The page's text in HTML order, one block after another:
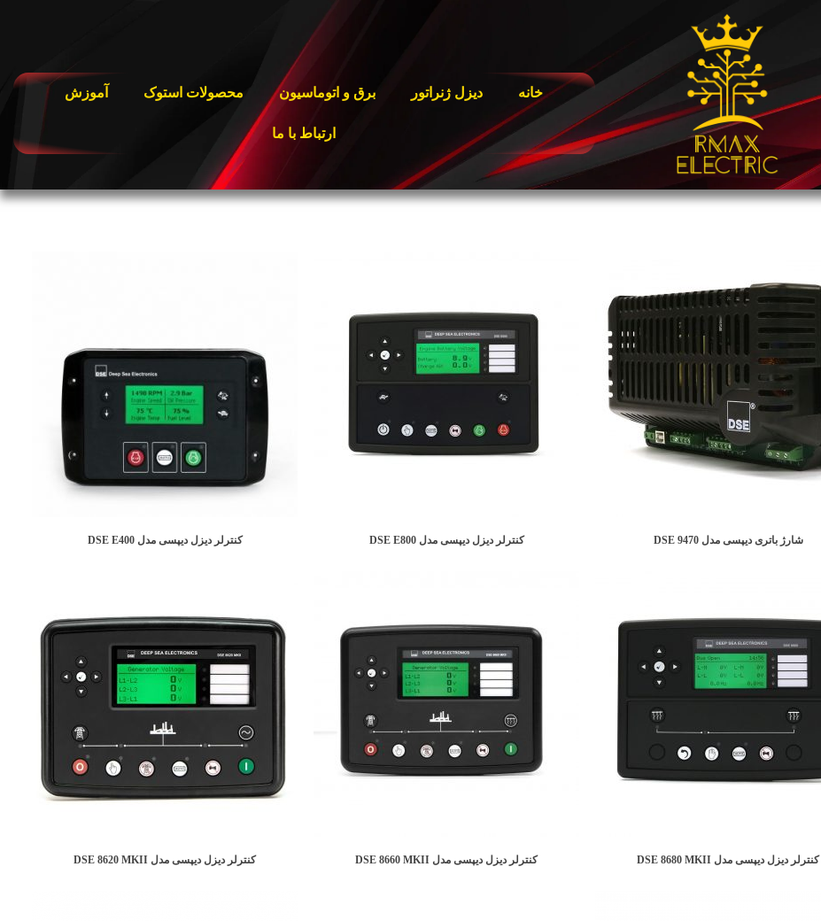
خانه دیزل ژنراتور برق و اتوماسیون محصولات استوک آموزش
ارتباط با ما
شارژ باتری دیپسی مدل DSE 9470 کنترلر دیزل دیپسی مدل DSE E800 کنترلر دیزل دیپسی مدل DSE E400
کنترلر دیزل دیپسی مدل DSE 8680 MKII کنترلر دیزل دیپسی مدل DSE 8660 MKII کنترلر دیزل دیپسی مدل DSE 8620 MKII